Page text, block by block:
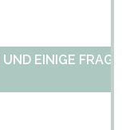
EINIGE